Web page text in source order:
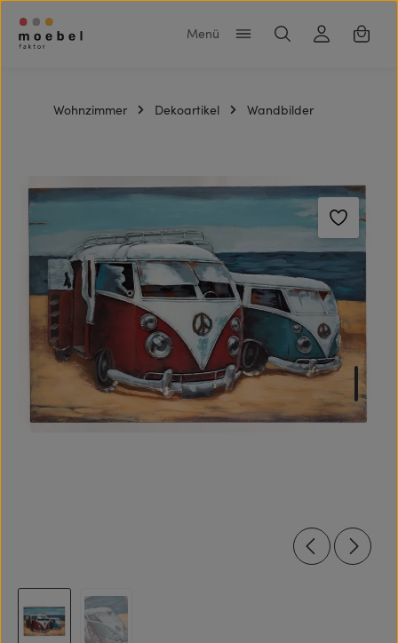
Zum Hauptinhalt springen
Wohnzimmer Dekoartikel Wandbilder
Bildergalerie überspringen